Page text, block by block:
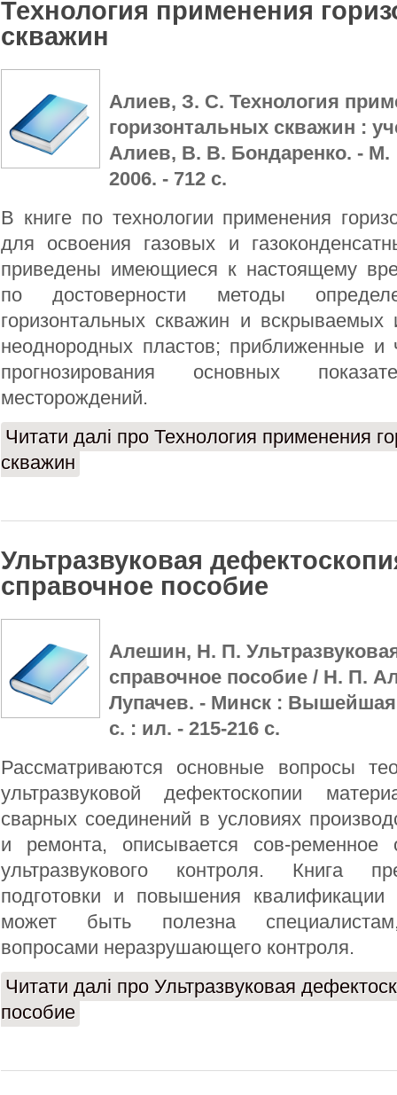
Технология применения
скважин
Алиев, З. С. Технология
горизонтальных скважин :
Алиев, В. В. Бондаренко. - М.
2006. - 712 с.
В книге по технологии применения
для освоения газовых и
приведены имеющиеся к настоящему
по достоверности методы
горизонтальных скважин и
неоднородных пластов; приближенные и
прогнозирования основных
месторождений.
Читати далі про Технология применения
скважин
Ультразвуковая
справочное пособие
Алешин, Н. П.
справочное пособие / Н. П.
Лупачев. - Минск : Вышейшая
с. : ил. - 215-216 с.
Рассматриваются основные вопросы
ультразвуковой дефектоскопии
сварных соединений в условиях
и ремонта, описывается сов-ременное
ультразвукового контроля. Книга
подготовки и повышения квалификации
может быть полезна
вопросами неразрушающего контроля.
Читати далі про Ультразвуковая
пособие